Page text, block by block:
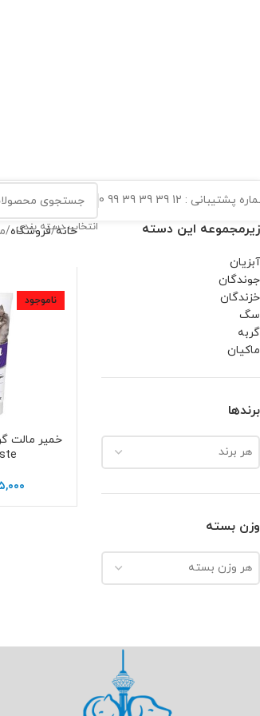
پشتیبانی : 12 39 39 39 99 0
انتخاب دسته بندی زیرمجموعه این دسته
آبزیان
جوندگان
خزندگان
سگ
گربه
ماکیان
برندها
هر برند
وزن بسته
هر وزن بسته
خانه فروشگاه
ناموجود
اطلاعات بیشتر